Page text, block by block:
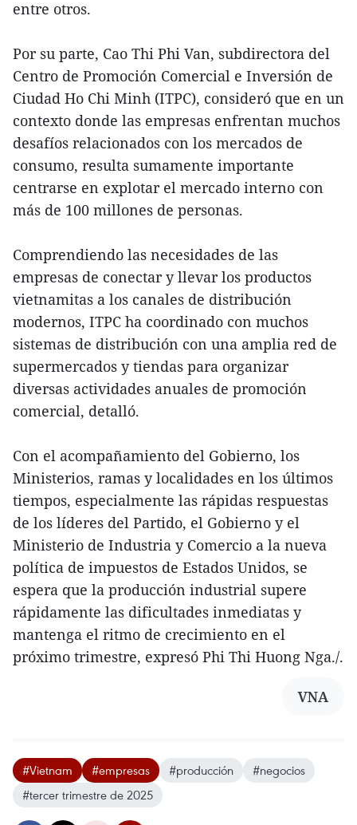
entre otros.
Por su parte, Cao Thi Phi Van, subdirectora del
Centro de Promoción Comercial e Inversión de
Ciudad Ho Chi Minh (ITPC), consideró que en un
contexto donde las empresas enfrentan muchos
desafíos relacionados con los mercados de
consumo, resulta sumamente importante
centrarse en explotar el mercado interno con
más de 100 millones de personas.
Comprendiendo las necesidades de las
empresas de conectar y llevar los productos
vietnamitas a los canales de distribución
modernos, ITPC ha coordinado con muchos
sistemas de distribución con una amplia red de
supermercados y tiendas para organizar
diversas actividades anuales de promoción
comercial, detalló.
Con el acompañamiento del Gobierno, los
Ministerios, ramas y localidades en los últimos
tiempos, especialmente las rápidas respuestas
de los líderes del Partido, el Gobierno y el
Ministerio de Industria y Comercio a la nueva
política de impuestos de Estados Unidos, se
espera que la producción industrial supere
rápidamente las dificultades inmediatas y
mantenga el ritmo de crecimiento en el
próximo trimestre, expresó Phi Thi Huong Nga./.
VNA
#Vietnam #empresas #producción
#negocios
#tercer trimestre de 2025